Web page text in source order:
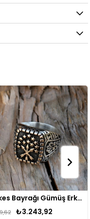
Çerkes Bayrağı Gümüş Erkek Yüzük
₺3.471,95
₺4.413,57